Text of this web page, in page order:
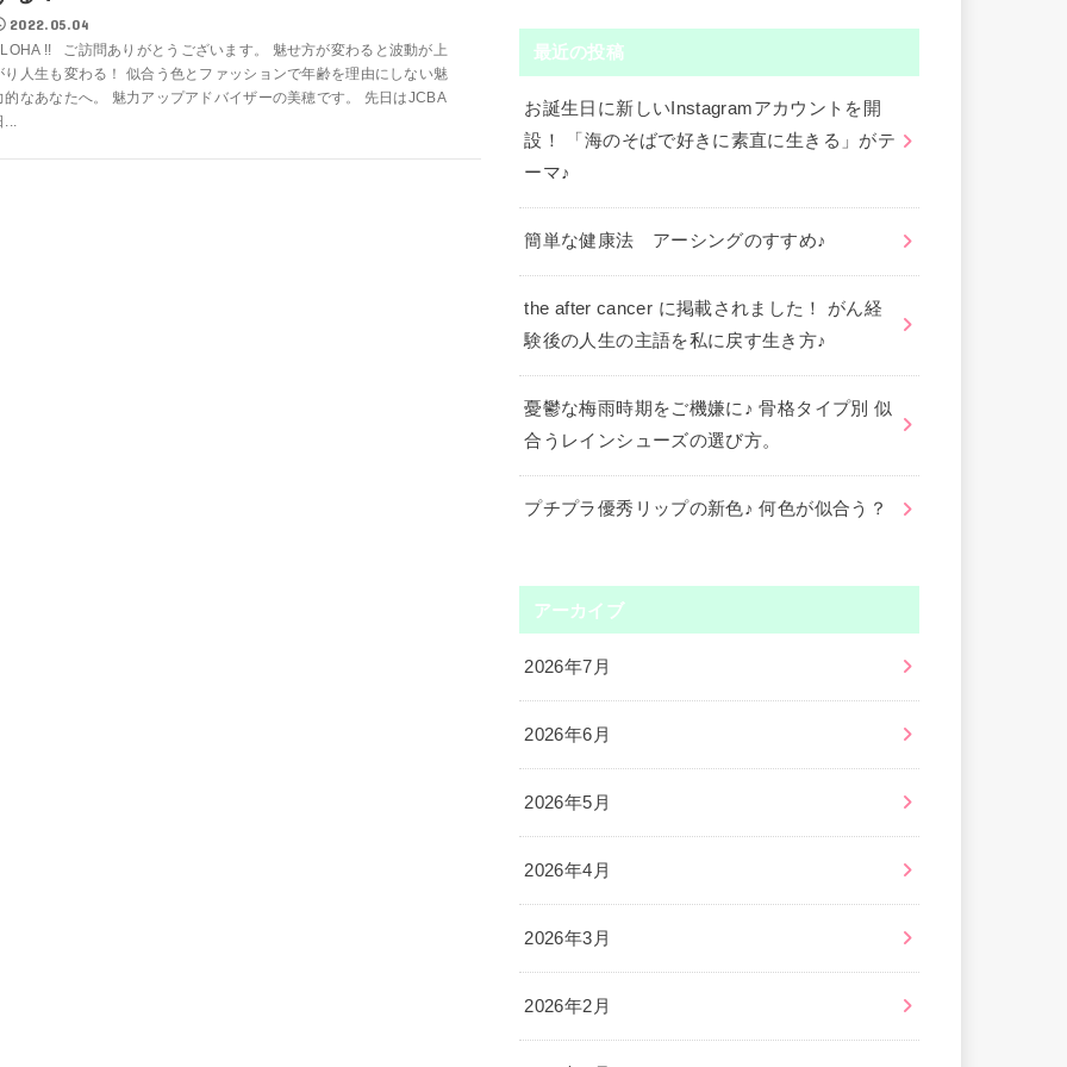
2022.05.04
!! ご訪問ありがとうございます。 魅せ方が変わると波動が上
り人生も変わる！ 似合う色とファッションで年齢を理由にしない魅
的なあなたへ。 魅力アップアドバイザーの美穂です。 先日はJCBA
最近の投稿
お誕生日に新しいInstagramアカウントを開
設！ 「海のそばで好きに素直に生きる」がテ
ーマ♪
簡単な健康法 アーシングのすすめ♪
the after cancer に掲載されました！ がん経
験後の人生の主語を私に戻す生き方♪
憂鬱な梅雨時期をご機嫌に♪ 骨格タイプ別 似
合うレインシューズの選び方。
プチプラ優秀リップの新色♪ 何色が似合う？
アーカイブ
2026年7月
2026年6月
2026年5月
2026年4月
2026年3月
2026年2月